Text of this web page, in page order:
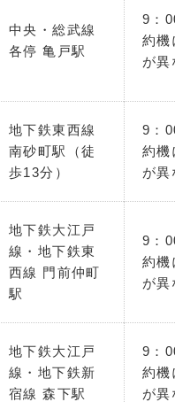
中央・総武線
各停 亀戸駅
9：
約機
が異
地下鉄東西線
南砂町駅（徒
歩13分）
9：
約機
が異
地下鉄大江戸
線・地下鉄東
西線 門前仲町
駅
9：
約機
が異
地下鉄大江戸
線・地下鉄新
宿線 森下駅
9：
約機
が異